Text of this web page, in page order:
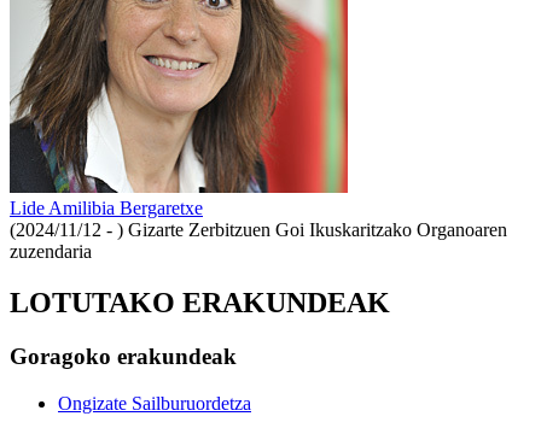
Lide Amilibia Bergaretxe
(2024/11/12 - ) Gizarte Zerbitzuen Goi Ikuskaritzako Organoaren
zuzendaria
LOTUTAKO ERAKUNDEAK
Goragoko erakundeak
Ongizate Sailburuordetza